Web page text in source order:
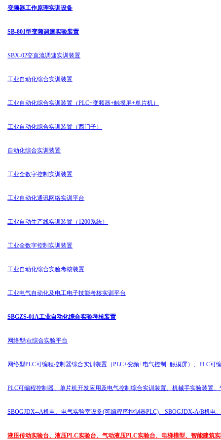
变频器工作原理实训设备
SB-801型变频调速实验装置
SBX-02交直流调速实训装置
工业自动化综合实训装置
工业自动化综合实训装置（PLC+变频器+触摸屏+单片机）
工业自动化综合实训装置（西门子）
自动化综合实训装置
工业全数字控制实训装置
工业自动化通讯网络实训平台
工业自动生产线实训装置（1200系统）
工业全数字控制实训装置
工业自动化综合实验考核装置
工业电气自动化及电工电子技能考核实训平台
SBGZS-01A工业自动化综合实验考核装置
网络型plc综合实验平台
网络型PLC可编程控制器综合实训装置（PLC+变频+电气控制+触摸屏）、PLC可
PLC可编程控制器、单片机开发应用及电气控制综合实训装置、机械手实验装置
SBOGJDX--A机电、电气实验室设备(可编程序控制器PLC)、SBOGJDX-A/B机电
液压传动实验台、液压PLC实验台、气动液压PLC实验台、电梯模型、智能建筑